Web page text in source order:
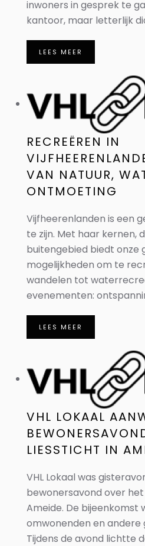
inwoners in gesprek te
kantoor, maar letterlijk
LEES MEER
RECREËREN IN
VAN NATUUR,
ONTMOETING
Vijfheerenlanden is een
te zijn. Met haar kernen,
buitengebied biedt onze
mogelijkheden om te
wandelen tot
evenementen:
LEES MEER
VHL LOKAAL
LIESSTICHT IN
VHL Lokaal was
bewonersavond over
Ameide. De bijeenkomst
omwonenden en andere
Tijdens de avond lichtte